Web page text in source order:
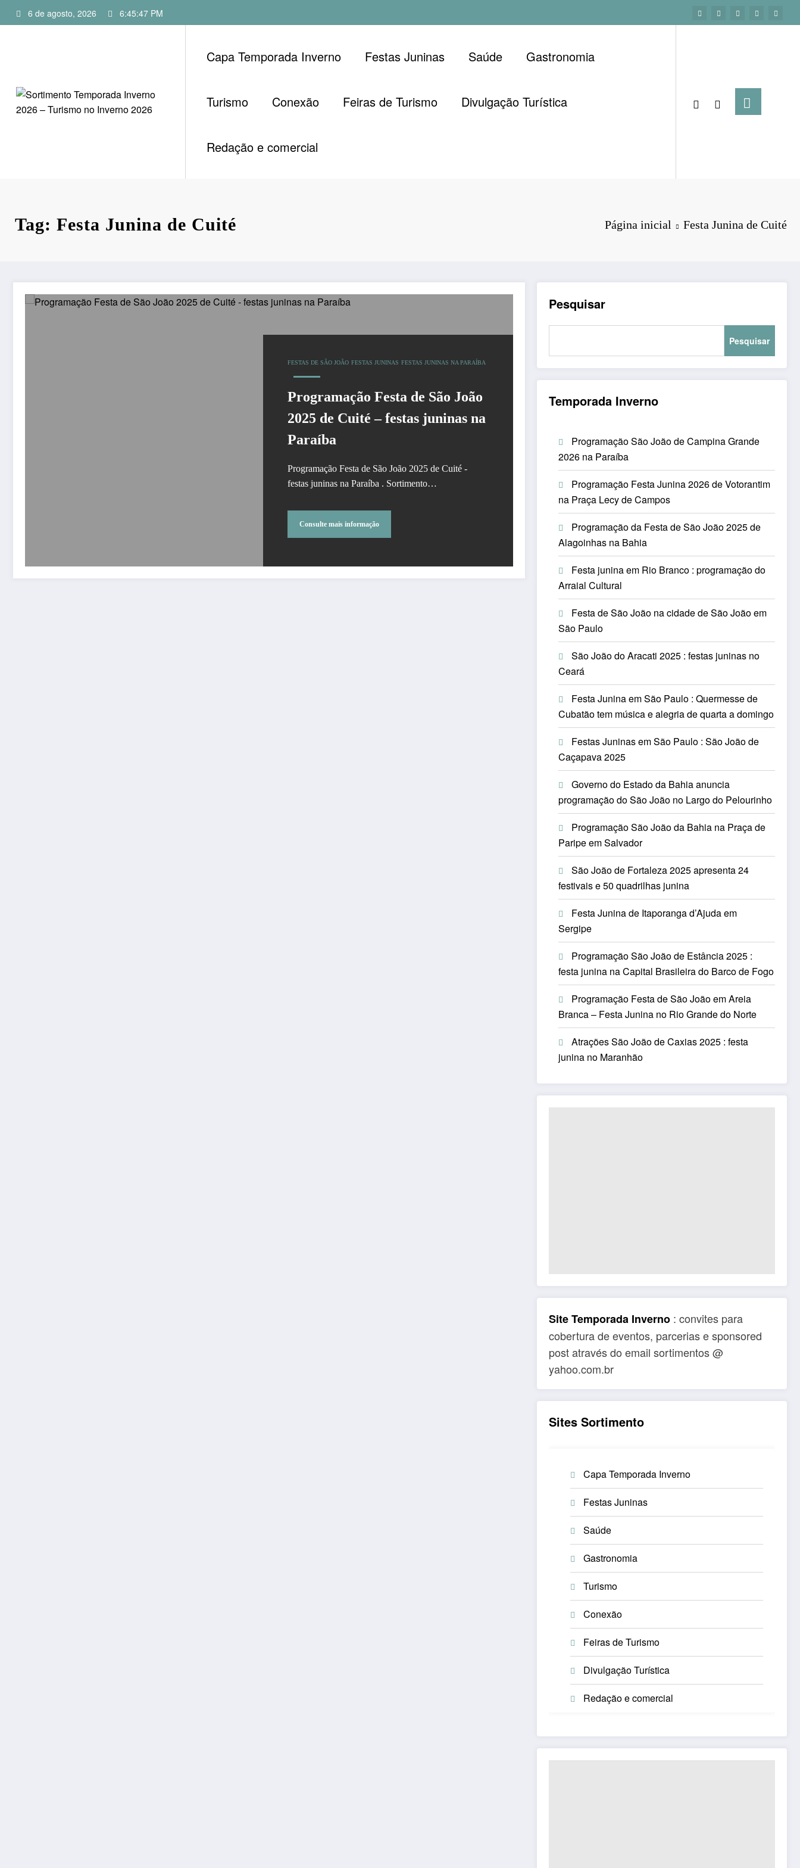
para
6 de agosto, 2026 6:45:48 PM
Capa Temporada Inverno Festas Juninas Saúde Gastronomia
Turismo Conexão Feiras de Turismo Divulgação Turística
Redação e comercial
Tag: Festa Junina de Cuité Página inicial Festa Junina de Cuité
FESTAS DE SÃO JOÃO FESTAS JUNINAS FESTAS JUNINAS NA PARAÍBA
Programação Festa de São João
2025 de Cuité – festas juninas na
Paraíba
Programação Festa de São João 2025 de Cuité -
festas juninas na Paraíba . Sortimento…
Consulte mais informação
Pesquisar
Pesquisar
Temporada Inverno
Programação São João de Campina Grande
2026 na Paraíba
Programação Festa Junina 2026 de Votorantim
na Praça Lecy de Campos
Programação da Festa de São João 2025 de
Alagoinhas na Bahia
Festa junina em Rio Branco : programação do
Arraial Cultural
Festa de São João na cidade de São João em
São Paulo
São João do Aracati 2025 : festas juninas no
Ceará
Festa Junina em São Paulo : Quermesse de
Cubatão tem música e alegria de quarta a domingo
Festas Juninas em São Paulo : São João de
Caçapava 2025
Governo do Estado da Bahia anuncia
programação do São João no Largo do Pelourinho
Programação São João da Bahia na Praça de
Paripe em Salvador
São João de Fortaleza 2025 apresenta 24
festivais e 50 quadrilhas junina
Festa Junina de Itaporanga d’Ajuda em
Sergipe
Programação São João de Estância 2025 :
festa junina na Capital Brasileira do Barco de Fogo
Programação Festa de São João em Areia
Branca – Festa Junina no Rio Grande do Norte
Atrações São João de Caxias 2025 : festa
junina no Maranhão
Site Temporada Inverno : convites para
cobertura de eventos, parcerias e sponsored
post através do email sortimentos @
yahoo.com.br
Sites Sortimento
Capa Temporada Inverno
Festas Juninas
Saúde
Gastronomia
Turismo
Conexão
Feiras de Turismo
Divulgação Turística
Redação e comercial